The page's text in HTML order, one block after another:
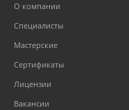
О компании
Специалисты
Мастерские
Сертификаты
Лицензии
Вакансии